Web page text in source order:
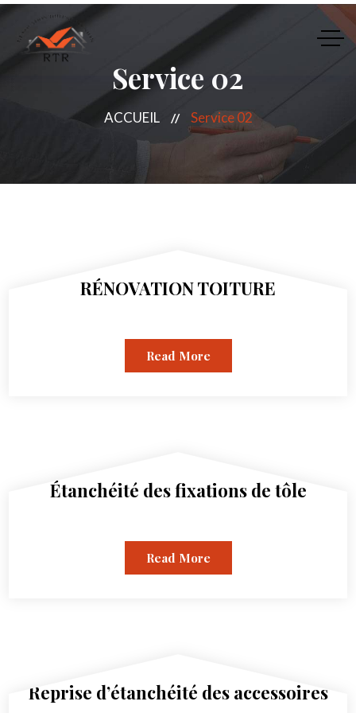
Service 02
ACCUEIL Service 02
RÉNOVATION TOITURE
Read More
Étanchéité des fixations de tôle
Read More
Reprise d’étanchéité des accessoires